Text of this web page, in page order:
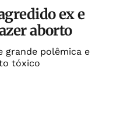
ex e
aborto
grande polêmica e
tóxico